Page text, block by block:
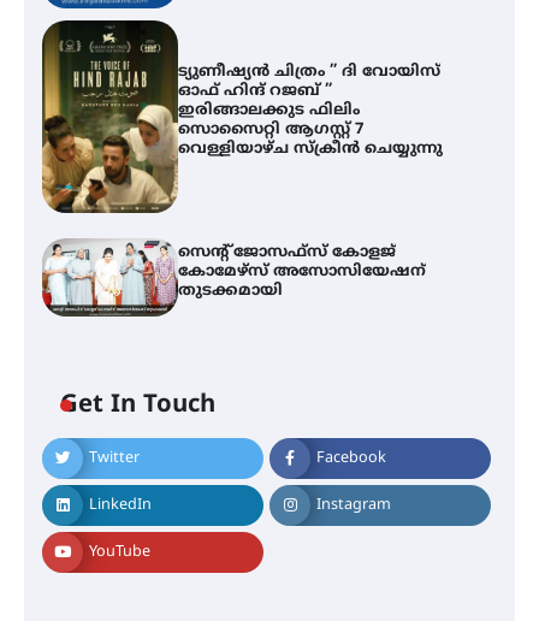
ട്യുണീഷ്യൻ ചിത്രം ” ദി വോയിസ്
ഓഫ് ഹിന്ദ് റജബ് ”
ഇരിങ്ങാലക്കുട ഫിലിം
സൊസൈറ്റി ആഗസ്റ്റ് 7
വെള്ളിയാഴ്ച സ്‌ക്രീൻ ചെയ്യുന്നു
സെന്റ് ജോസഫ്സ് കോളജ്
കോമേഴ്‌സ് അസോസിയേഷന്
തുടക്കമായി
Get In Touch
Twitter Facebook
LinkedIn Instagram
YouTube
എം.ജി. യൂണിവേഴ്‌സിറ്റിയിൽ നിന്ന്
ഇംഗ്ളീഷ് സാഹിത്യത്തിൽ
ഡോക്ടറേറ്റ് നേടിയ എൻ. ആര്യ